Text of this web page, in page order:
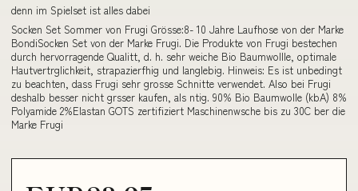
denn im Spielset ist alles dabei
Socken Set Sommer von Frugi Grösse:8- 10 Jahre Laufhose von der Marke
BondiSocken Set von der Marke Frugi. Die Produkte von Frugi bestechen
durch hervorragende Qualitt, d. h. sehr weiche Bio Baumwollle, optimale
Hautvertrglichkeit, strapazierfhig und langlebig. Hinweis: Es ist unbedingt
zu beachten, dass Frugi sehr grosse Schnitte verwendet. Also bei Frugi
deshalb besser nicht grsser kaufen, als ntig. 90% Bio Baumwolle (kbA) 8%
Polyamide 2%Elastan GOTS zertifiziert Maschinenwsche bis zu 30C ber die
Marke Frugi